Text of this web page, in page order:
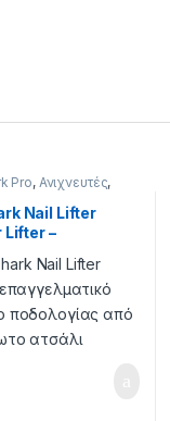
Pro, Ανιχνευτές,
Nail Lifter
Lifter –